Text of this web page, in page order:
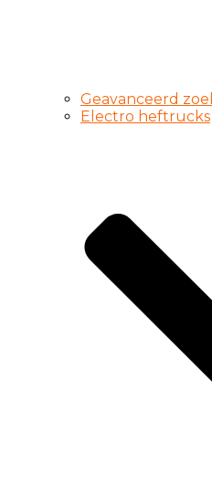
Geavanceerd
Electro heftrucks